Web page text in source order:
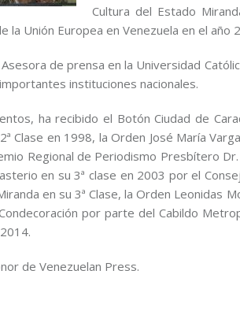
Cultura del Estado
la Unión Europea en Venezuela en el año
de prensa en la Universidad
instituciones nacionales.
ha recibido el Botón Ciudad de
Clase en 1998, la Orden José María
Regional de Periodismo Presbítero
en su 3ª clase en 2003 por el
en su 3ª Clase, la Orden Leonidas
por parte del Cabildo
de Venezuelan Press.